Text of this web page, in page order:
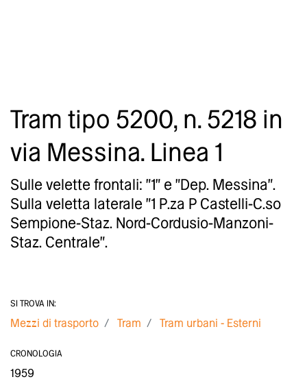
Tram tipo 5200, n. 5218 in
via Messina. Linea 1
Sulle velette frontali: "1" e "Dep. Messina".
Sulla veletta laterale "1 P.za P Castelli-C.so
Sempione-Staz. Nord-Cordusio-Manzoni-
Staz. Centrale".
SI TROVA IN:
Mezzi di trasporto Tram Tram urbani - Esterni
CRONOLOGIA
1959